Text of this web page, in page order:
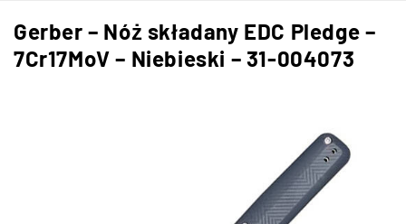
Gerber – Nóż składany EDC Pledge –
7Cr17MoV – Niebieski – 31-004073